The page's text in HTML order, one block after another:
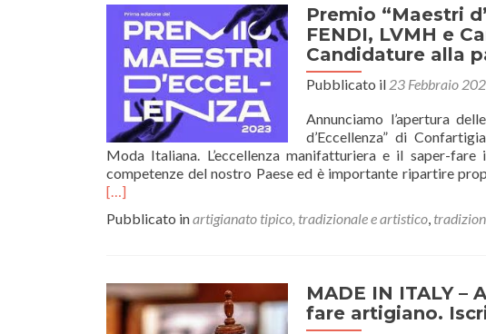
Premio “Maestri
FENDI, LVMH e
Candidature alla
Pubblicato il 23 Febbraio
Annunciamo l’apertura
d’Eccellenza” di
Moda Italiana. L’eccellenza manifatturiera e il saper-
competenze del nostro Paese ed è importante ripartire
[…]
Pubblicato inartigianato tipico, tradizionale e artistico,
MADE IN ITALY –
fare artigiano.